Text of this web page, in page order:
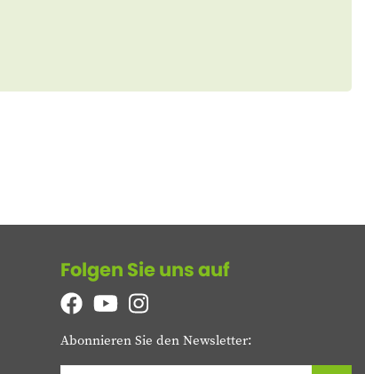
Folgen Sie uns auf
Abonnieren Sie den Newsletter: